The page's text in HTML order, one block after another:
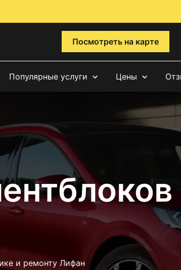
Посмотреть на карте
Популярные услуги Цены
и ремонту Лифан